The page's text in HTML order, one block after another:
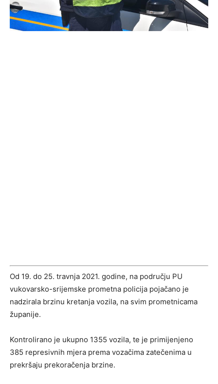
Od 19. do 25. travnja 2021. godine, na području PU
vukovarsko-srijemske prometna policija pojačano je
nadzirala brzinu kretanja vozila, na svim prometnicama
županije.
Kontrolirano je ukupno 1355 vozila, te je primijenjeno
385 represivnih mjera prema vozačima zatečenima u
prekršaju prekoračenja brzine.